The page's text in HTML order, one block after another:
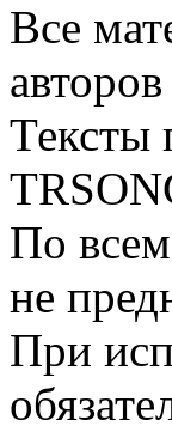
Все
авторов
Тексты
По
не
При